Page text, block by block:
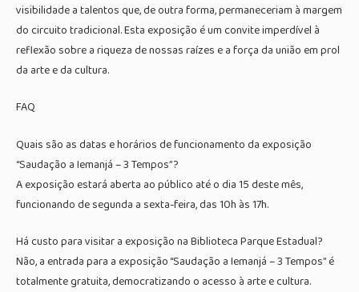
visibilidade a talentos que, de outra forma, permaneceriam à margem
do circuito tradicional. Esta exposição é um convite imperdível à
reflexão sobre a riqueza de nossas raízes e a força da união em prol
da arte e da cultura.
FAQ
Quais são as datas e horários de funcionamento da exposição
“Saudação a Iemanjá – 3 Tempos”?
A exposição estará aberta ao público até o dia 15 deste mês,
funcionando de segunda a sexta-feira, das 10h às 17h.
Há custo para visitar a exposição na Biblioteca Parque Estadual?
Não, a entrada para a exposição “Saudação a Iemanjá – 3 Tempos” é
totalmente gratuita, democratizando o acesso à arte e cultura.